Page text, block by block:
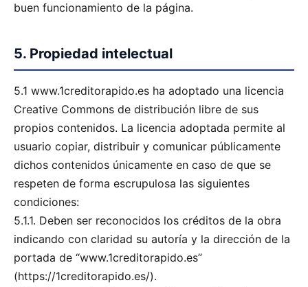
buen funcionamiento de la página.
5. Propiedad intelectual
5.1 www.1creditorapido.es ha adoptado una licencia
Creative Commons de distribución libre de sus
propios contenidos. La licencia adoptada permite al
usuario copiar, distribuir y comunicar públicamente
dichos contenidos únicamente en caso de que se
respeten de forma escrupulosa las siguientes
condiciones:
5.1.1. Deben ser reconocidos los créditos de la obra
indicando con claridad su autoría y la dirección de la
portada de “www.1creditorapido.es”
(https://1creditorapido.es/).